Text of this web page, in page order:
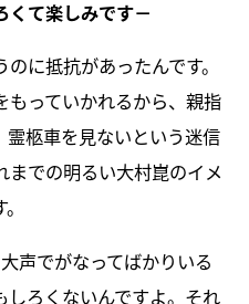
くて楽しみです－
に抵抗があったんです。
もっていかれるから、親指
柩車を見ないという迷信
での明るい大村崑のイメ
声でがなってばかりいる
ろくないんですよ。それ